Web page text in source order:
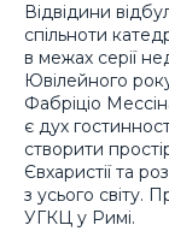
Відвідини
спільноти
в межах серії
Ювілейного
Фабріціо
є дух
створити
Євхаристії та
з усього світу.
УГКЦ у Римі.